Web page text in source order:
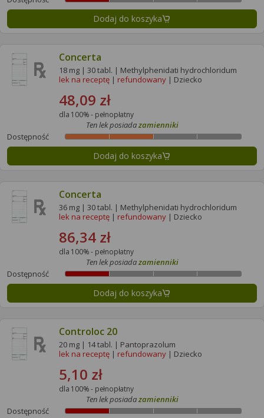
Dodaj do koszyka
Concerta
18 mg | 30 tabl. | Methylphenidati hydrochloridum
lek na receptę | refundowany | Dziecko
48,09 zł
dla 100% - pełnopłatny
Dostępność
Ten lek posiadazamienniki
Dodaj do koszyka
Concerta
36 mg | 30 tabl. | Methylphenidati hydrochloridum
lek na receptę | refundowany | Dziecko
86,34 zł
dla 100% - pełnopłatny
Dostępność
Ten lek posiadazamienniki
Dodaj do koszyka
Controloc 20
20 mg | 14 tabl. | Pantoprazolum
lek na receptę | refundowany | Dziecko
5,10 zł
dla 100% - pełnopłatny
Dostępność
Ten lek posiadazamienniki